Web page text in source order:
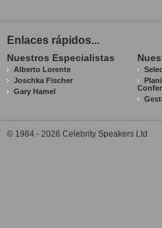
Enlaces rápidos...
Nuestros Especialistas
Alberto Lorente
Joschka Fischer
Gary Hamel
© 1984 - 2026 Celebrity Speakers Ltd